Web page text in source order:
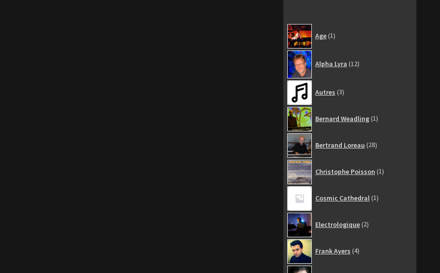
Age 1produit
Alpha Lyra 12produits
Autres 3produits
Bernard Weadling 1produit
Bertrand Loreau 28produits
Christophe Poisson 1produit
Cosmic Cathedral 1produit
Electrologique 2produits
Frank Ayers 4produits